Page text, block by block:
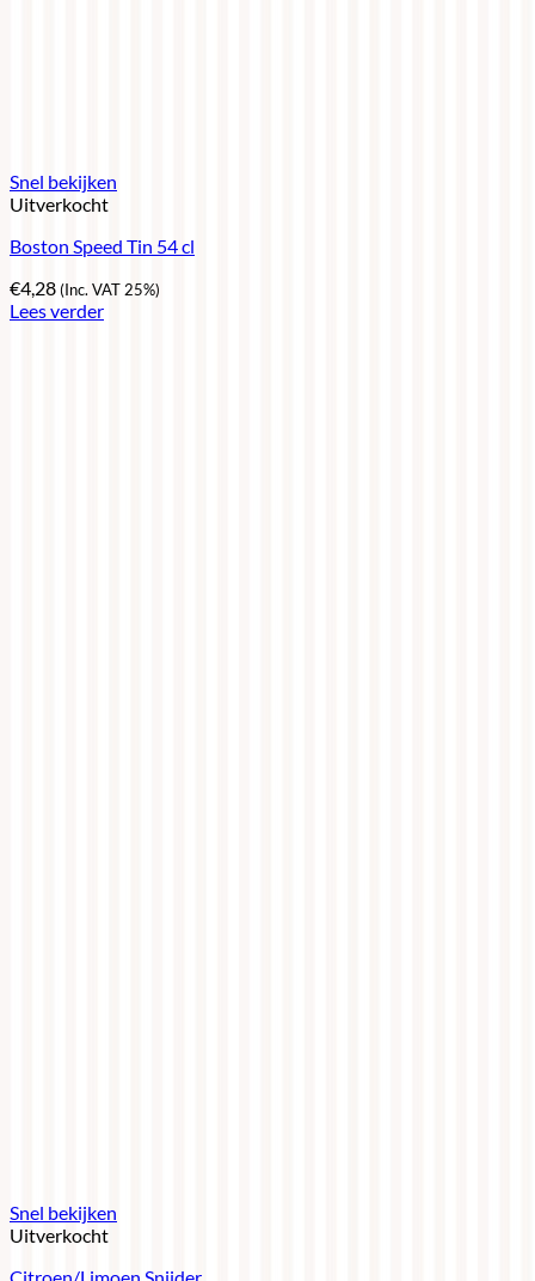
Snel bekijken
Uitverkocht
Boston Speed Tin 54 cl
€4,28(Inc. VAT 25%)
Lees verder
Snel bekijken
Uitverkocht